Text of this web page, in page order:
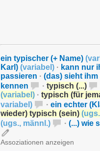
ein typischer (+ Name) (
Karl) (variabel ) · kann nur
passieren · (das) sieht
kennen
· typisch (...)
(variabel ) · typisch (für
variabel ) · ein echter
wieder) typisch (sein) (ugs.
(ugs., männl.) · (...) wie
Assoziationen anzeigen